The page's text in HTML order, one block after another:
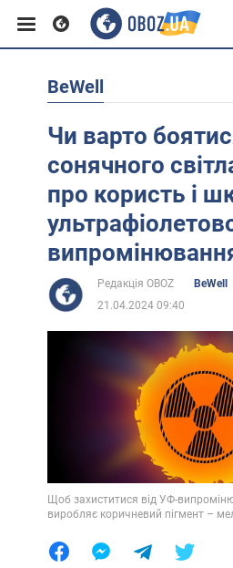
Європа
Африка
Життя
BeWell
Чи варто
сонячного
про користь і
Редакція OBOZ
BeWell
21.04.2024 09:40
Щоб захиститися від УФ-
виробляє коричневий пігмент –